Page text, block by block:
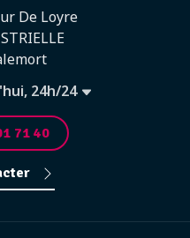
De Loyre
24h/24
71 40